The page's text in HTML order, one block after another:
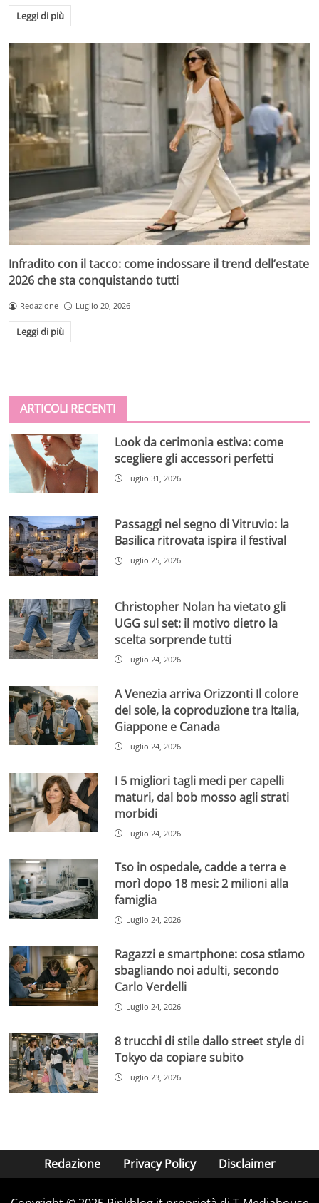
Leggi di più
Infradito con il tacco: come indossare il trend dell’estate
2026 che sta conquistando tutti
Redazione Luglio 20, 2026
Leggi di più
ARTICOLI RECENTI
Look da cerimonia estiva: come
scegliere gli accessori perfetti
Luglio 31, 2026
Passaggi nel segno di Vitruvio: la
Basilica ritrovata ispira il festival
Luglio 25, 2026
Christopher Nolan ha vietato gli
UGG sul set: il motivo dietro la
scelta sorprende tutti
Luglio 24, 2026
A Venezia arriva Orizzonti Il colore
del sole, la coproduzione tra Italia,
Giappone e Canada
Luglio 24, 2026
I 5 migliori tagli medi per capelli
maturi, dal bob mosso agli strati
morbidi
Luglio 24, 2026
Tso in ospedale, cadde a terra e
morì dopo 18 mesi: 2 milioni alla
famiglia
Luglio 24, 2026
Ragazzi e smartphone: cosa stiamo
sbagliando noi adulti, secondo
Carlo Verdelli
Luglio 24, 2026
8 trucchi di stile dallo street style di
Tokyo da copiare subito
Luglio 23, 2026
Redazione Privacy Policy Disclaimer